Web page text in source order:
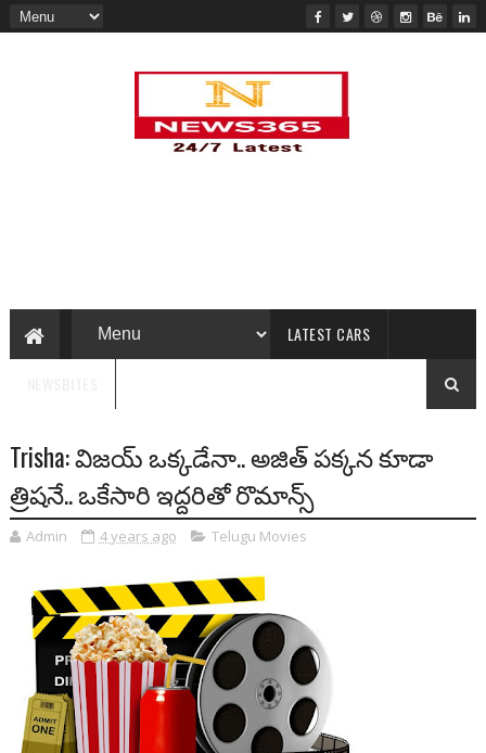
LATEST CARS
Trisha: విజయ్‌ ఒక్కడేనా.. అజిత్‌ పక్కన కూడా
త్రిషనే.. ఒకేసారి ఇద్దరితో రొమాన్స్
Admin 4 years ago Telugu Movies